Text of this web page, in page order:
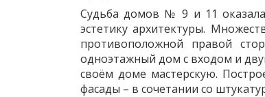
Судьба домов № 9 и 11
эстетику архитектуры.
противоположной правой
одноэтажный дом с входом и
своём доме мастерскую.
фасады – в сочетании со